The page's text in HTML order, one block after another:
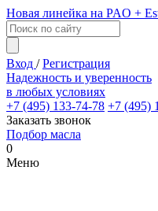
Новая линейка на PAO +
Вход /Регистрация
Надежность и уверенность
в любых условиях
+7 (495) 133-74-78 +7 (495)
Заказать звонок
Подбор масла
0
Меню